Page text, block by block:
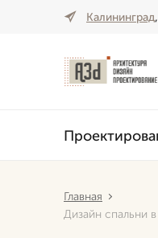
Калининград
Главная
Дизайн спальни